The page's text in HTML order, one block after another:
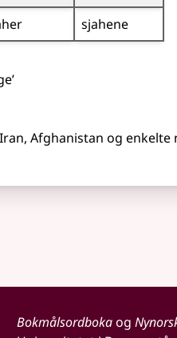
sjahene
Afghanistan og enkelte
Bokmålsordbokaog